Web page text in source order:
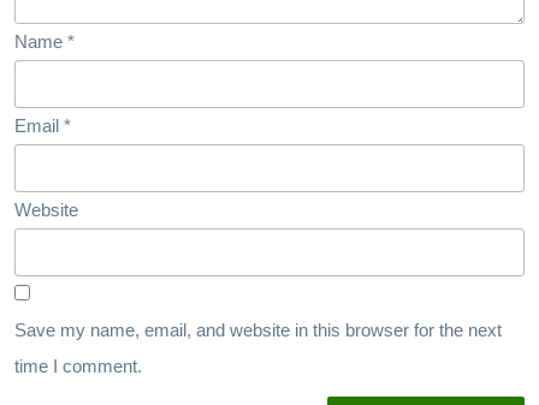
Name *
Email *
Website
Save my name, email, and website in this browser for the next
time I comment.